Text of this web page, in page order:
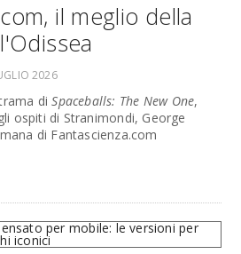
il meglio della
2026
diSpaceballs: The New One,
ospiti di Stranimondi, George
di Fantascienza.com